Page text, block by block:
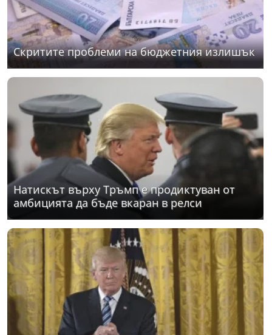
Скритите проблеми на бюджетния излишък
Натискът върху Тръмп е продиктуван от
амбицията да бъде вкаран в релси